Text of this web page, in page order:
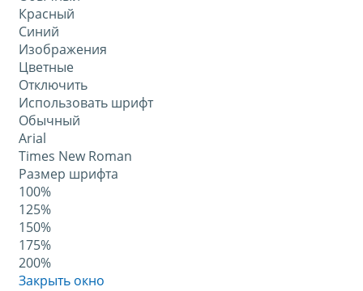
Красный
Синий
Изображения
Цветные
Отключить
Использовать шрифт
Обычный
Arial
Times New Roman
Размер шрифта
100%
125%
150%
175%
200%
Закрыть окно